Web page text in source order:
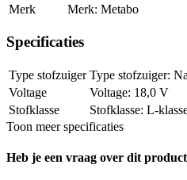
Merk
Metabo
Specificaties
Type stofzuiger
Voltage
18,0 V
Stofklasse
L-
Toon meer specificaties
Heb je een vraag over dit